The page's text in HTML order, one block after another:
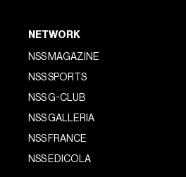
NETWORK
NSS MAGAZINE
NSS SPORTS
NSS G-CLUB
NSS GALLERIA
NSS FRANCE
NSS EDICOLA